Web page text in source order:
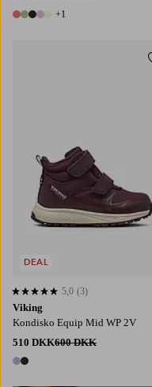
6 farver
+1
Viking
Kondisko Equip Mid WP 2V
510 DKK600 DKK
2 farver
5,0 baseret på 3 bedømmelser
5,0 (3)
DEAL